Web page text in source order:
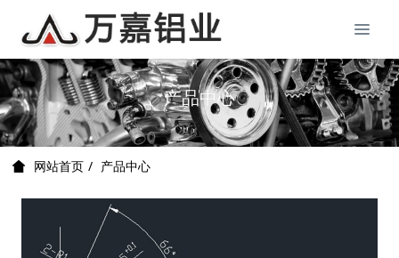
产品中心
网站首页 产品中心